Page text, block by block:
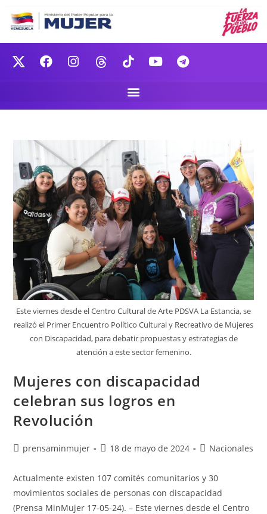
Este viernes desde el Centro Cultural de Arte PDSVA La Estancia, se
realizó el Primer Encuentro Político Cultural y Recreativo de Mujeres
con Discapacidad, para debatir propuestas y estrategias de
atención a este sector femenino.
Mujeres con discapacidad
celebran sus logros en
Revolución
prensaminmujer 18 de mayo de 2024 Nacionales
Actualmente existen 107 comités comunitarios y 30
movimientos sociales de personas con discapacidad
(Prensa MinMujer 17-05-24). – Este viernes desde el Centro